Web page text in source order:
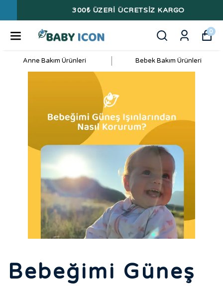
300₺ ÜZERİ ÜCRETSİZ KARGO
0
Anne Bakım Ürünleri Bebek Bakım Ürünleri
Bebeğimi Güneş